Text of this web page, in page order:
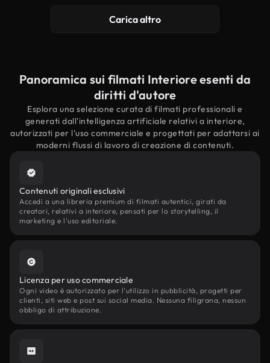
Carica altro
Panoramica sui filmati Interiore esenti da
diritti d'autore
Esplora una selezione curata di filmati professionali e
generati dall'intelligenza artificiale relativi a interiore,
autorizzati per l'uso commerciale e progettati per adattarsi ai
moderni flussi di lavoro di creazione di contenuti.
Contenuti originali esclusivi
Accedi a una libreria premium di filmati autentici, girati da
creatori, relativi a interiore, pensati per lo storytelling, il
marketing e l'uso editoriale.
Licenza per uso commerciale
Ogni video è autorizzato per l'utilizzo in pubblicità, progetti per
clienti, siti web e post sui social media. Nessuna filigrana, nessun
obbligo di attribuzione.